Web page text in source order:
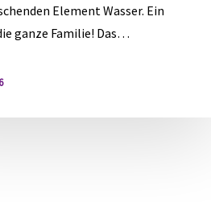
Element Wasser. Ein
ganze Familie! Das…